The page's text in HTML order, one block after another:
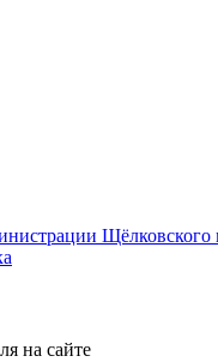
Щёлковского
на сайте